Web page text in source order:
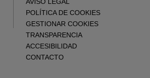
POLÍTICA DE COOKIES
GESTIONAR COOKIES
TRANSPARENCIA
ACCESIBILIDAD
CONTACTO